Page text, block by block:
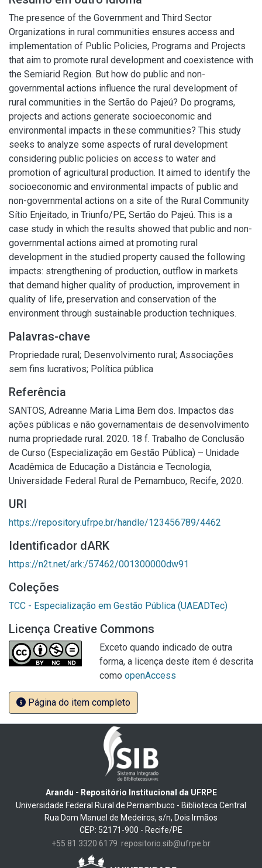
The presence of the Government and Third Sector
Organizations in rural communities ensures access and
implementation of Public Policies, Programs and Projects
that aim to promote rural development and coexistence with
the Semiarid Region. But how do public and non-
governmental actions influence the rural development of
rural communities in the Sertão do Pajeú? Do programs,
projects and actions generate socioeconomic and
environmental impacts in these communities? This study
seeks to analyze some aspects of rural development
considering public policies on access to water and
promotion of agricultural production. It aimed to identify the
socioeconomic and environmental impacts of public and
non-governmental actions on a site of the Rural Community
Sítio Enjeitado, in Triunfo/PE, Sertão do Pajeú. This is a
case study in which the results showed that public and non-
governmental actions aimed at promoting rural
development in the studied property caused the following
impacts: strengthening of production, outflow in markets
that demand higher quality of production, improvement in
quality of life, preservation and conservation of the
environment through sustainable production techniques.
Palavras-chave
Propriedade rural; Desenvolvimento rural; Associações
sem fins lucrativos; Política pública
Referência
SANTOS, Adreanne Maria Lima Bem dos. Impactos das
ações públicas e não governamentais de desenvolvimento
numa propriedade rural. 2020. 18 f. Trabalho de Conclusão
de Curso (Especialização em Gestão Pública) – Unidade
Acadêmica de Educação a Distância e Tecnologia,
Universidade Federal Rural de Pernambuco, Recife, 2020.
URI
https://repository.ufrpe.br/handle/123456789/4462
Identificador dARK
https://n2t.net/ark:/57462/001300000dw91
Coleções
TCC - Especialização em Gestão Pública (UAEADTec)
Licença Creative Commons
Exceto quando indicado de outra
forma, a licença deste item é descrita
como openAccess
Página do item completo
Arandu - Repositório Institucional da UFRPE
Universidade Federal Rural de Pernambuco - Biblioteca Central
Rua Dom Manuel de Medeiros, s/n, Dois Irmãos
CEP: 52171-900 - Recife/PE
+55 81 3320 6179 repositorio.sib@ufrpe.br